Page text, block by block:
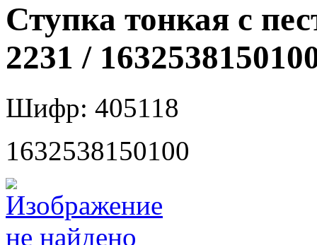
Ступка тонкая с
2231 /
Шифр: 405118
1632538150100